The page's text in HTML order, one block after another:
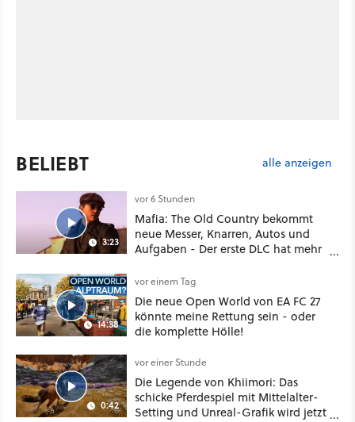
BELIEBT alle anzeigen
3:23
vor 6 Stunden
Mafia: The Old Country bekommt
neue Messer, Knarren, Autos und
Aufgaben - Der erste DLC hat mehr
14:38
vor einem Tag
Die neue Open World von EA FC 27
könnte meine Rettung sein - oder
die komplette Hölle!
0:42
vor einer Stunde
Die Legende von Khiimori: Das
schicke Pferdespiel mit Mittelalter-
Setting und Unreal-Grafik wird jetzt